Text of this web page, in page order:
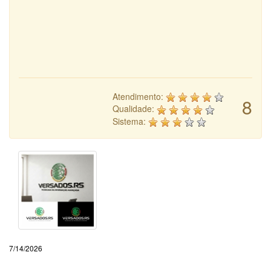
8
Atendimento:
Qualidade:
Sistema:
7/14/2026